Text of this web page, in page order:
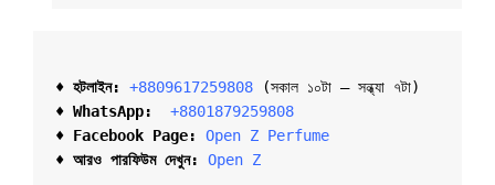
♦ হটলাইন: +8809617259808
(সকাল ১০টা – সন্ধ্যা ৭টা)
♦ WhatsApp:
+8801879259808
♦ Facebook Page:
Open Z Perfume
♦ আরও পারফিউম দেখুন:
Open Z